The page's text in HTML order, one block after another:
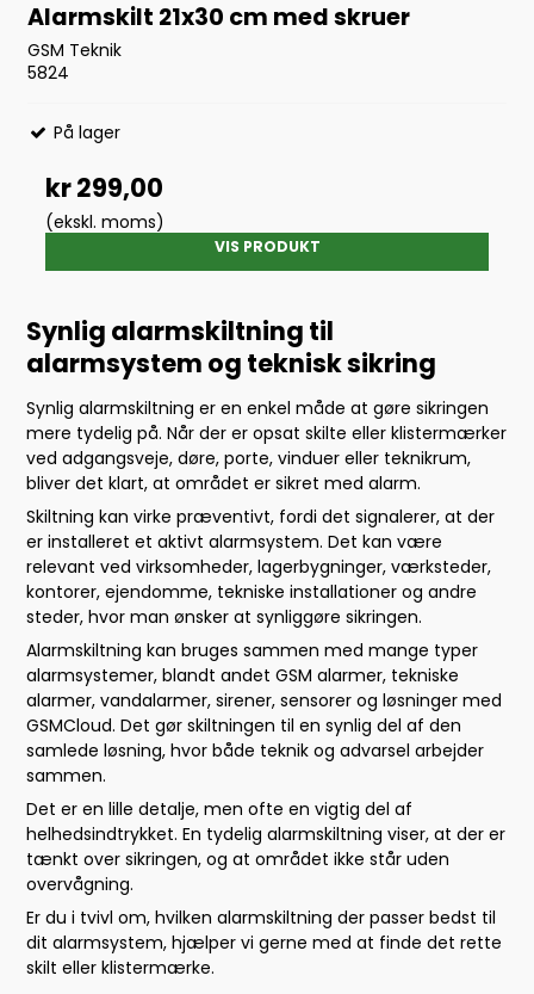
Alarmskilt 21x30 cm med skruer
GSM Teknik
5824
På lager
kr 299,00
(ekskl. moms)
VIS PRODUKT
Synlig alarmskiltning til
alarmsystem og teknisk sikring
Synlig alarmskiltning er en enkel måde at gøre sikringen
mere tydelig på. Når der er opsat skilte eller klistermærker
ved adgangsveje, døre, porte, vinduer eller teknikrum,
bliver det klart, at området er sikret med alarm.
Skiltning kan virke præventivt, fordi det signalerer, at der
er installeret et aktivt alarmsystem. Det kan være
relevant ved virksomheder, lagerbygninger, værksteder,
kontorer, ejendomme, tekniske installationer og andre
steder, hvor man ønsker at synliggøre sikringen.
Alarmskiltning kan bruges sammen med mange typer
alarmsystemer, blandt andet GSM alarmer, tekniske
alarmer, vandalarmer, sirener, sensorer og løsninger med
GSMCloud. Det gør skiltningen til en synlig del af den
samlede løsning, hvor både teknik og advarsel arbejder
sammen.
Det er en lille detalje, men ofte en vigtig del af
helhedsindtrykket. En tydelig alarmskiltning viser, at der er
tænkt over sikringen, og at området ikke står uden
overvågning.
Er du i tvivl om, hvilken alarmskiltning der passer bedst til
dit alarmsystem, hjælper vi gerne med at finde det rette
skilt eller klistermærke.